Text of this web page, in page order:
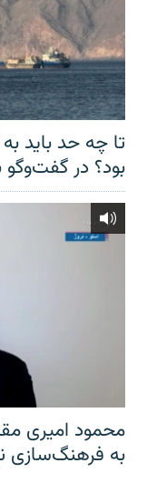
تا چه حد باید
بود؟ در گفت‌وگو
محمود امیری
به فرهنگ‌سازی